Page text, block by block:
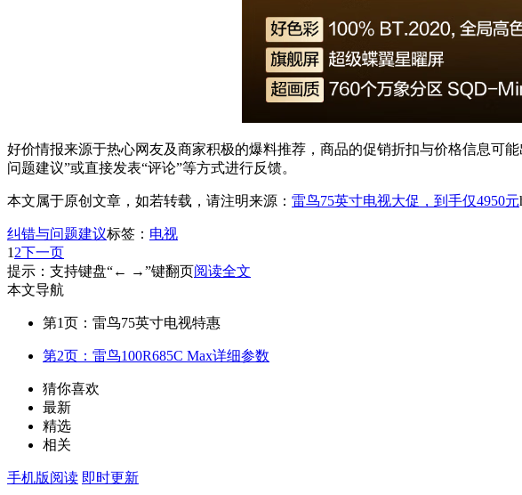
好价情报来源于热心网友及商家积极的爆料推荐，商品的促销折扣与价格信息可
问题建议”或直接发表“评论”等方式进行反馈。
本文属于原创文章，如若转载，请注明来源： 雷鸟75英寸电视大促，到手仅4950元
纠错与问题建议标签： 电视
1 2下一页
提示：支持键盘“← →”键翻页阅读全文
本文导航
第1页：雷鸟75英寸电视特惠
第2页：雷鸟100R685C Max详细参数
猜你喜欢
最新
精选
相关
手机版阅读 即时更新